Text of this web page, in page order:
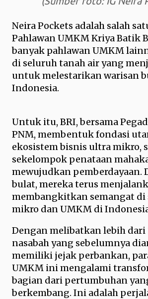
Neira Pockets adalah salah
Pahlawan UMKM Kriya Batik
banyak pahlawan UMKM
di seluruh tanah air yang
untuk melestarikan warisan
Indonesia.
Untuk itu, BRI, bersama
PNM, membentuk fondasi
ekosistem bisnis ultra mikro,
sekelompok penataan
mewujudkan pemberdayaan.
bulat, mereka terus
membangkitkan semangat di
mikro dan UMKM di
Dengan melibatkan lebih dari
nasabah yang sebelumnya
memiliki jejak perbankan,
UMKM ini mengalami
bagian dari pertumbuhan
berkembang. Ini adalah